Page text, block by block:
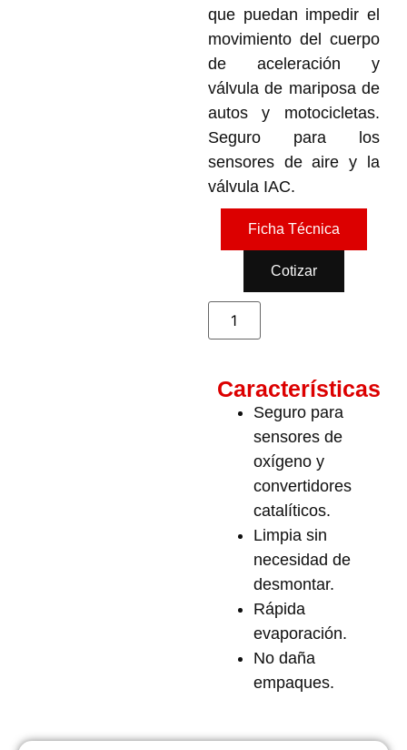
que puedan impedir el
movimiento del cuerpo
de aceleración y
válvula de mariposa de
autos y motocicletas.
Seguro para los
sensores de aire y la
válvula IAC.
Ficha Técnica
Cotizar
Características
Seguro para
sensores de
oxígeno y
convertidores
catalíticos.
Limpia sin
necesidad de
desmontar.
Rápida
evaporación.
No daña
empaques.